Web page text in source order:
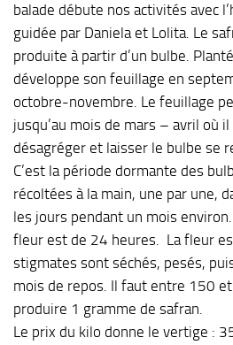
balade débute nos activités avec
guidée par Daniela et Lolita. Le
produite à partir d’un bulbe.
développe son feuillage en
octobre-novembre. Le feuillage
jusqu’au mois de mars – avril où
désagréger et laisser le bulbe se
C’est la période dormante des
récoltées à la main, une par une,
les jours pendant un mois
fleur est de 24 heures. La fleur
stigmates sont séchés, pesés,
mois de repos. Il faut entre 150
produire 1 gramme de safran.
Le prix du kilo donne le vertige :